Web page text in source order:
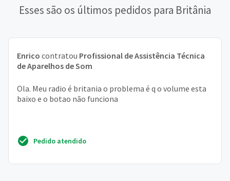
Esses são os últimos pedidos para Britânia
Enrico contratou Profissional de Assistência Técnica
de Aparelhos de Som
Ola. Meu radio é britania o problema é q o volume esta
baixo e o botao não funciona
Pedido atendido